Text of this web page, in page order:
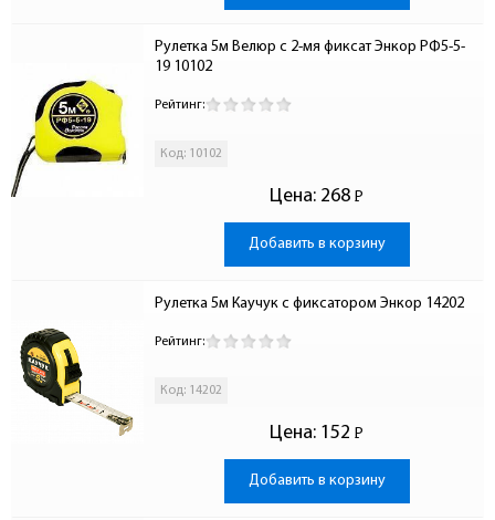
Рулетка 5м Велюр c 2-мя фиксат Энкор РФ5-5-
19 10102
Рейтинг:
Код: 10102
Цена: 268 Р
-
Добавить в корзину
Рулетка 5м Каучук с фиксатором Энкор 14202
Рейтинг:
Код: 14202
Цена: 152 Р
-
Добавить в корзину